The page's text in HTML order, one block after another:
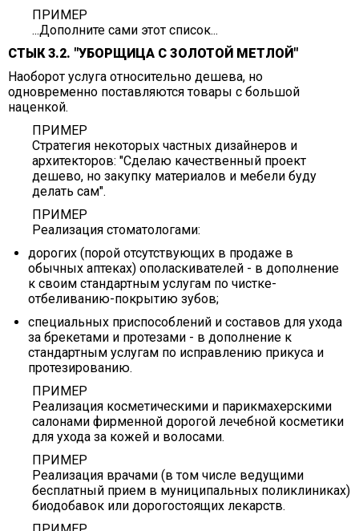
ПРИМЕР
...Дополните сами этот список...
СТЫК 3.2. "УБОРЩИЦА С ЗОЛОТОЙ МЕТЛОЙ"
Наоборот услуга относительно дешева, но
одновременно поставляются товары с большой
наценкой.
ПРИМЕР
Стратегия некоторых частных дизайнеров и
архитекторов: "Сделаю качественный проект
дешево, но закупку материалов и мебели буду
делать сам".
ПРИМЕР
Реализация стоматологами:
дорогих (порой отсутствующих в продаже в
обычных аптеках) ополаскивателей - в дополнение
к своим стандартным услугам по чистке-
отбеливанию-покрытию зубов;
специальных приспособлений и составов для ухода
за брекетами и протезами - в дополнение к
стандартным услугам по исправлению прикуса и
протезированию.
ПРИМЕР
Реализация косметическими и парикмахерскими
салонами фирменной дорогой лечебной косметики
для ухода за кожей и волосами.
ПРИМЕР
Реализация врачами (в том числе ведущими
бесплатный прием в муниципальных поликлиниках)
биодобавок или дорогостоящих лекарств.